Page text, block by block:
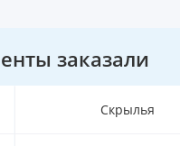
заказали
Скрылья